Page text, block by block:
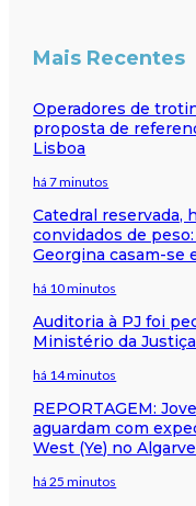
Mais Recentes
Operadores de
proposta de
Lisboa
há 7 minutos
Catedral reservada,
convidados de
Georgina casam-se
há 10 minutos
Auditoria à PJ foi
Ministério da
há 14 minutos
REPORTAGEM:
aguardam com
West (Ye) no Algarve
há 25 minutos